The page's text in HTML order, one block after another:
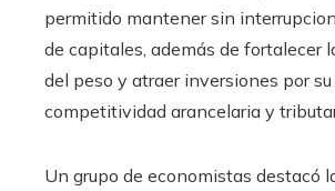
permitido mantener sin
de capitales, además de fortalecer
del peso y atraer inversiones por su
competitividad arancelaria y
Un grupo de economistas destacó